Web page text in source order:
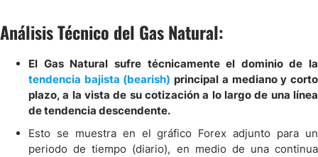
Análisis Técnico del Gas Natural:
El Gas Natural sufre técnicamente el dominio de la
tendencia bajista (bearish) principal a mediano y corto
plazo, a la vista de su cotización a lo largo de una línea
de tendencia descendente.
Esto se muestra en el gráfico Forex adjunto para un
periodo de tiempo (diario), en medio de una continua